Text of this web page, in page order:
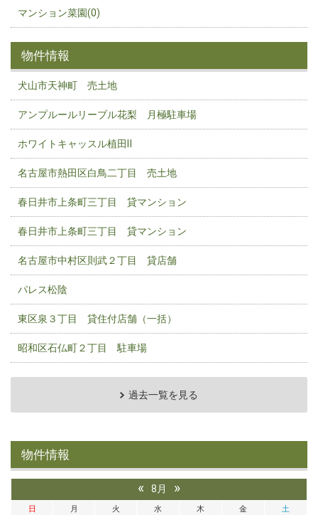
マンション菜園(0)
物件情報
犬山市天神町 売土地
アンプルールリーブル花梨 月極駐車場
ホワイトキャッスル植田Ⅱ
名古屋市熱田区白鳥二丁目 売土地
春日井市上条町三丁目 貸マンション
春日井市上条町三丁目 貸マンション
名古屋市中村区則武２丁目 貸店舗
パレス松陰
東区泉３丁目 貸住付店舗（一括）
昭和区石仏町２丁目 駐車場
過去一覧を見る
物件情報
« 8月 »
日 月 火 水 木 金 土